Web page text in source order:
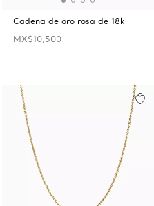
Cadena de oro rosa de 18k
MX$10,500